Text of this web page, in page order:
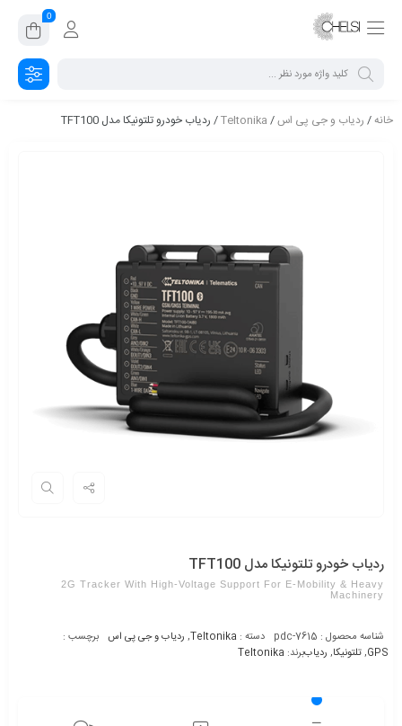
0
خانه/ ردیاب و جی پی اس/
Teltonika/ ردیاب خودرو تلتونیکا مدل TFT100
ردیاب خودرو تلتونیکا مدل TFT100
2G Tracker With High-Voltage Support For E-Mobility & Heavy
Machinery
شناسه محصول : pdc-7615 دسته : Teltonika
, ردیاب و جی پی اس برچسب :
GPS
,تلتونیکا, ردیاببرند: Teltonika